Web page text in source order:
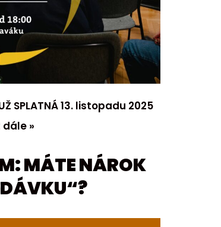
SPLATNÁ 13. listopadu 2025
»
MÁTE NÁROK